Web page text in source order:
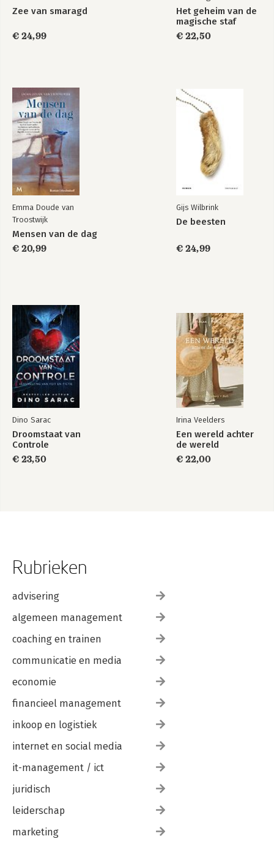
Zee van smaragd
€ 24,99
Het geheim van de
magische staf
€ 22,50
Emma Doude van
Troostwijk
Mensen van de dag
€ 20,99
Gijs Wilbrink
De beesten
€ 24,99
Dino Sarac
Droomstaat van
Controle
€ 23,50
Irina Veelders
Een wereld achter
de wereld
€ 22,00
Rubrieken
advisering
algemeen management
coaching en trainen
communicatie en media
economie
financieel management
inkoop en logistiek
internet en social media
it-management / ict
juridisch
leiderschap
marketing